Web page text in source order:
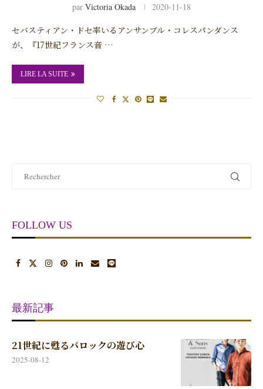
par Victoria Okada 2020-11-18
セバスティアン・ドセ率いるアンサンブル・コレスパンダンス
が、『17世紀フランス音 …
LIRE LA SUITE
FOLLOW US
最新記事
21世紀に甦るバロックの遊び心
2025-08-12